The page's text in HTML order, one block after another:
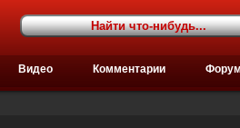
Видео Комментарии Форум